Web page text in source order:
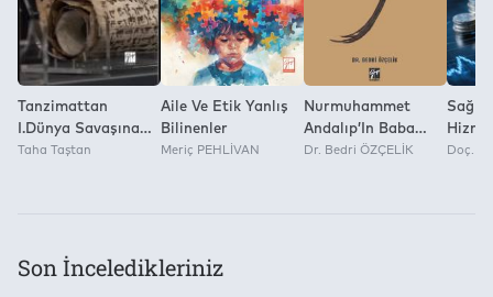
Tanzimattan
I.Dünya Savaşına
(1839-1918)
Taha Taştan
Aile Ve Etik Yanlış
Bilinenler
Meriç PEHLİVAN
Nurmuhammet
Andalıp’In Baba
Rövşen Destanı
Dr. Bedri ÖZÇELİK
Sağlık
Doç.
Son İnceledikleriniz